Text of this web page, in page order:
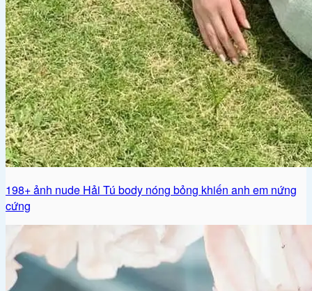
198+ ảnh nude Hải Tú body nóng bỏng khiến anh em nứng
cứng